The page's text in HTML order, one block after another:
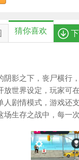
猜你喜欢
影之下，丧尸横行
放世界设定，玩家可
人剧情模式，游戏
生存之战中，每一